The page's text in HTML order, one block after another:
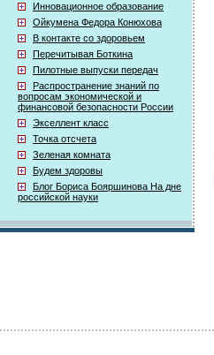
Инновационное образование
Ойкумена Федора Конюхова
В контакте со здоровьем
Перечитывая Боткина
Пилотные выпуски передач
Распространение знаний по
вопросам экономической и
финансовой безопасности России
Экселлент класс
Точка отсчета
Зеленая комната
Будем здоровы
Блог Бориса Бояршинова На дне
российской науки